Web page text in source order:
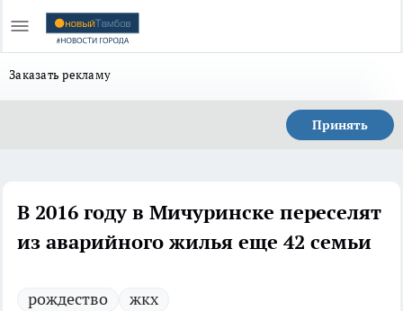
Заказать рекламу
Принять
В 2016 году в Мичуринске переселят
из аварийного жилья еще 42 семьи
рождество жкх